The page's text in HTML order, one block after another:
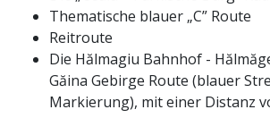
Thematische blauer „C” Route
Reitroute
Die Hălmagiu Bahnhof -
Găina Gebirge Route (blauer
Markierung), mit einer Distanz